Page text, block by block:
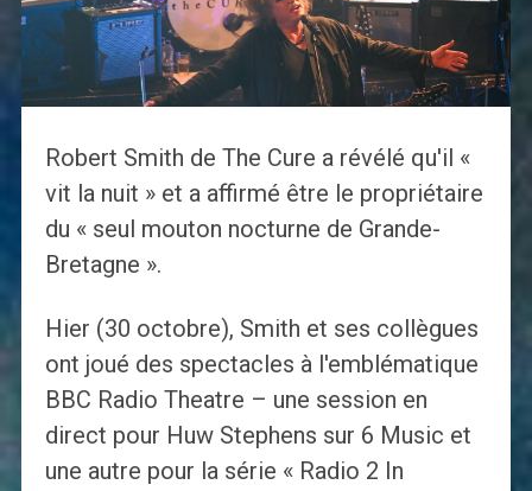
Robert Smith de The Cure a révélé qu'il «
vit la nuit » et a affirmé être le propriétaire
du « seul mouton nocturne de Grande-
Bretagne ».
Hier (30 octobre), Smith et ses collègues
ont joué des spectacles à l'emblématique
BBC Radio Theatre – une session en
direct pour Huw Stephens sur 6 Music et
une autre pour la série « Radio 2 In